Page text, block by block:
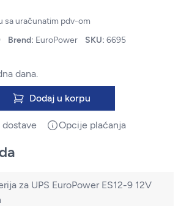
sa uračunatim pdv-om
Brend: EuroPower SKU: 6695
dana.
Dodaj u korpu
dostave Opcije plaćanja
za UPS EuroPower ES12-9 12V